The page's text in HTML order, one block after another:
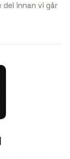
innan vi går